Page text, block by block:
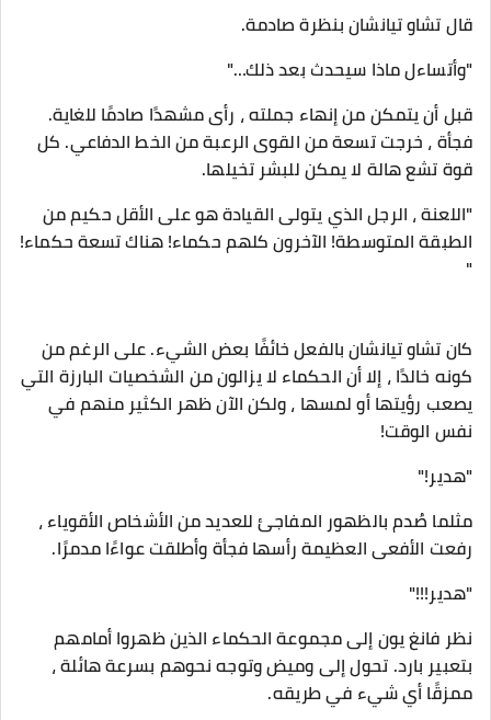
قال تشاو تيانشان بنظرة صادمة.
"وأتساءل ماذا سيحدث بعد ذلك…"
قبل أن يتمكن من إنهاء جملته ، رأى مشهدًا صادمًا للغاية.
فجأة ، خرجت تسعة من القوى الرعبة من الخط الدفاعي. كل
قوة تشع هالة لا يمكن للبشر تخيلها.
"اللعنة ، الرجل الذي يتولى القيادة هو على الأقل حكيم من
الطبقة المتوسطة! الآخرون كلهم ​​حكماء! هناك تسعة حكماء!
"
كان تشاو تيانشان بالفعل خائفًا بعض الشيء. على الرغم من
كونه خالدًا ، إلا أن الحكماء لا يزالون من الشخصيات البارزة التي
يصعب رؤيتها أو لمسها ، ولكن الآن ظهر الكثير منهم في
نفس الوقت!
"هدير!"
مثلما صُدم بالظهور المفاجئ للعديد من الأشخاص الأقوياء ،
رفعت الأفعى العظيمة رأسها فجأة وأطلقت عواءًا مدمرًا.
"هدير!!!"
نظر فانغ يون إلى مجموعة الحكماء الذين ظهروا أمامهم
بتعبير بارد. تحول إلى وميض وتوجه نحوهم بسرعة هائلة ،
ممزقًا أي شيء في طريقه.